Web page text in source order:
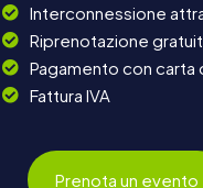
Interconnessione
Riprenotazione
Pagamento con carta
Fattura IVA
Prenota un evento